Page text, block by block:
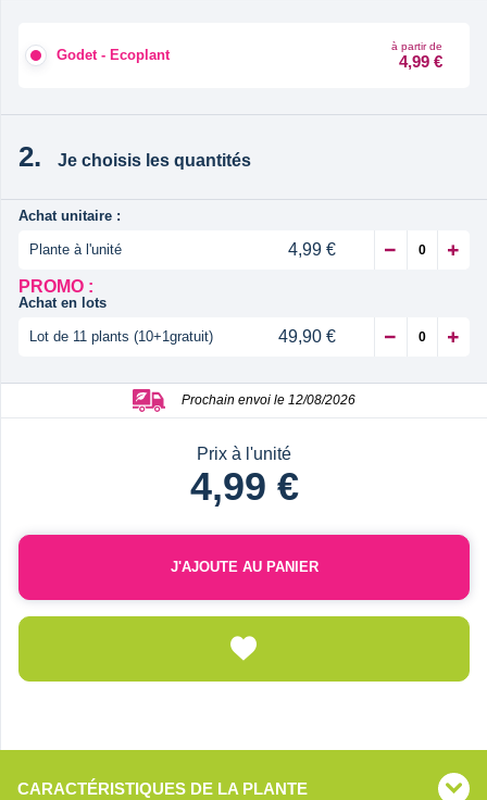
Godet - Ecoplant
à partir de
4,99 €
Je choisis les quantités
Achat unitaire :
Plante à l'unité
4,99 €
PROMO :
Achat en lots
Lot de 11 plants (10+1gratuit) 49,90 €
Prochain envoi le 12/08/2026
Prix à l'unité
4,99 €
J'AJOUTE AU PANIER
CARACTÉRISTIQUES DE LA PLANTE